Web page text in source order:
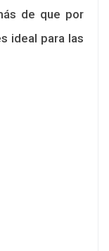
de que por
ideal para las